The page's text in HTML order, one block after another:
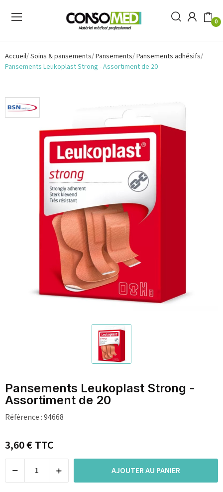
0
Accueil Soins & pansements Pansements Pansements adhésifs
Pansements Leukoplast Strong - Assortiment de 20
Pansements Leukoplast Strong -
Assortiment de 20
Référence :94668
3,60 €TTC
AJOUTER AU PANIER